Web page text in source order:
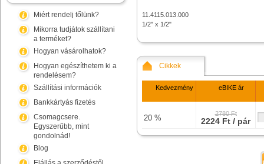
Miért rendelj tőlünk?
Mikorra tudjátok szállítani
a terméket?
Hogyan vásárolhatok?
Hogyan egészíthetem ki a
rendelésem?
Szállítási információk
Bankkártyás fizetés
Csomagcsere.
Egyszerűbb, mint
gondolnád!
Blog
11.4115.013.000
1/2" x 1/2"
Cikkek
Kedvezmény eBIKE ár
20 % 2780 Ft
2224 Ft / pár